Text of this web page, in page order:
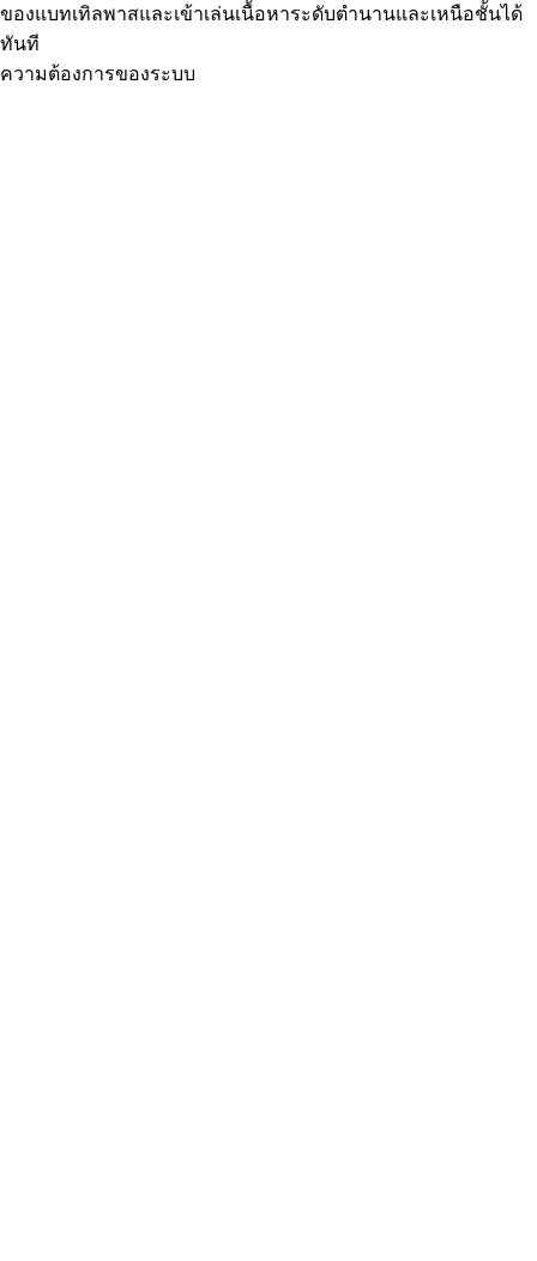
ของแบทเทิลพาสและเข้าเล่นเนื้อหาระดับตำนานและเหนือชั้นได้
ทันที
ความต้องการของระบบ